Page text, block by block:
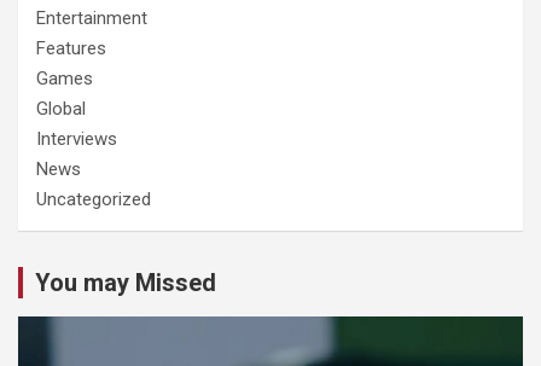
Entertainment
Features
Games
Global
Interviews
News
Uncategorized
You may Missed